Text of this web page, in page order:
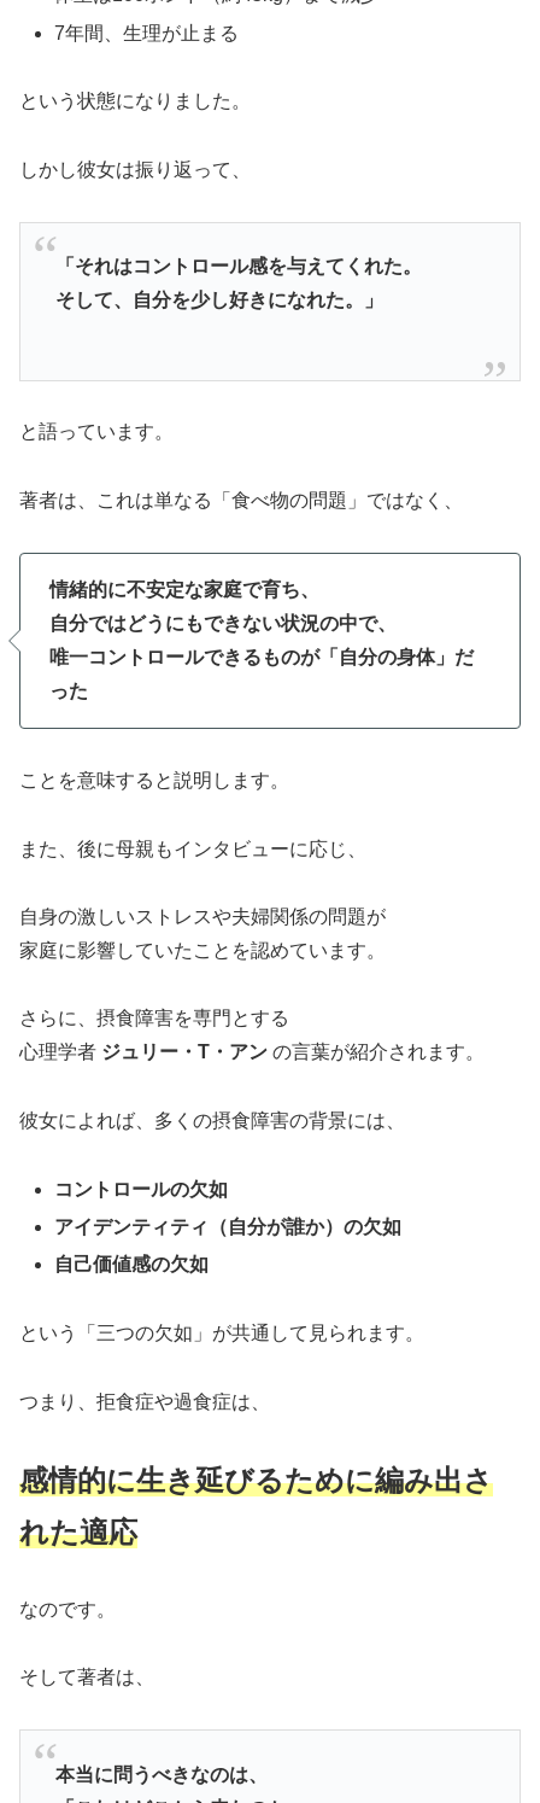
7年間、生理が止まる
という状態になりました。
しかし彼女は振り返って、
「それはコントロール感を与えてくれた。
そして、自分を少し好きになれた。」
と語っています。
著者は、これは単なる「食べ物の問題」ではなく、
情緒的に不安定な家庭で育ち、
自分ではどうにもできない状況の中で、
唯一コントロールできるものが「自分の身体」だ
った
ことを意味すると説明します。
また、後に母親もインタビューに応じ、
自身の激しいストレスや夫婦関係の問題が
家庭に影響していたことを認めています。
さらに、摂食障害を専門とする
心理学者 ジュリー・T・アン の言葉が紹介されます。
彼女によれば、多くの摂食障害の背景には、
コントロールの欠如
アイデンティティ（自分が誰か）の欠如
自己価値感の欠如
という「三つの欠如」が共通して見られます。
つまり、拒食症や過食症は、
感情的に生き延びるために編み出さ
れた適応
なのです。
そして著者は、
本当に問うべきなのは、